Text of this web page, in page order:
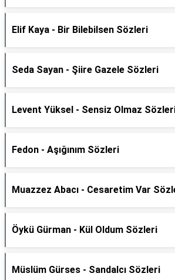
Elif Kaya - Bir Bilebilsen Sözleri
Seda Sayan - Şiire Gazele Sözleri
Levent Yüksel - Sensiz Olmaz
Fedon - Aşığınım Sözleri
Muazzez Abacı - Cesaretim Var
Öykü Gürman - Kül Oldum Sözleri
Müslüm Gürses - Sandalcı Sözleri